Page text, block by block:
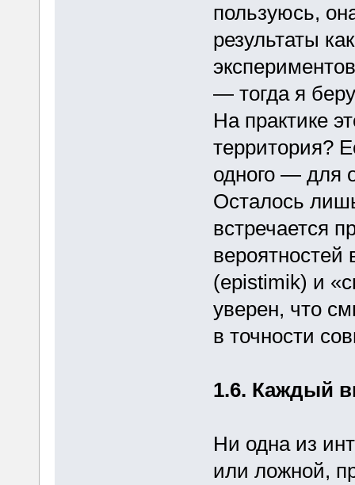
пользуюсь,
результаты
— тогда я
На практике
территория?
одного — для
Осталось
встречается
вероятностей
(epistimik) и
уверен, что
в точности
1.6. Каждый
Ни одна из
или ложной,